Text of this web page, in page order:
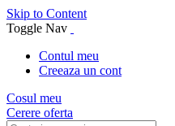
Skip to Content
Toggle Nav
Contul meu
Creeaza un cont
Cosul meu
Cerere oferta